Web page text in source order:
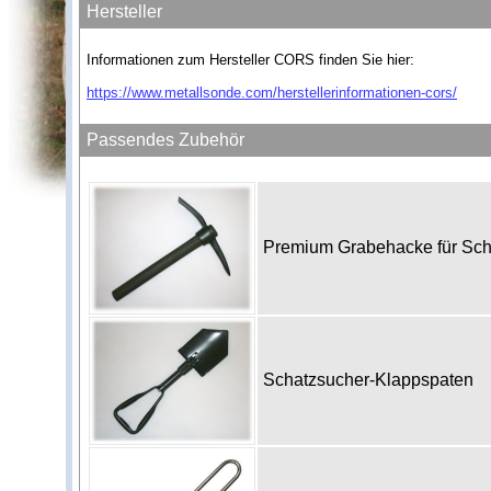
Hersteller
Informationen zum Hersteller CORS finden Sie hier:
https://www.metallsonde.com/herstellerinformationen-cors/
Passendes Zubehör
Premium Grabehacke für
Schatzsucher-Klappspaten